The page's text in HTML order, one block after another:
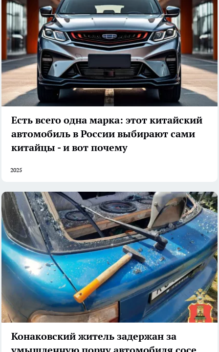
Есть всего одна марка: этот китайский
автомобиль в России выбирают сами
китайцы - и вот почему
2025
Конаковский житель задержан за